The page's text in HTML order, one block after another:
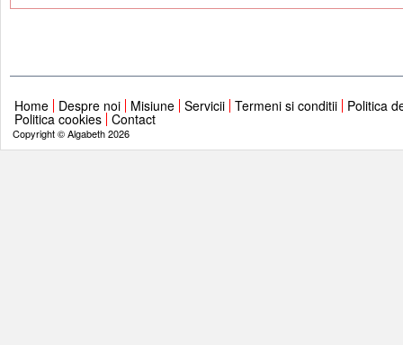
Home Despre noi Misiune Servicii Termeni si conditii Politica
Politica cookies Contact
Copyright © Algabeth 2026